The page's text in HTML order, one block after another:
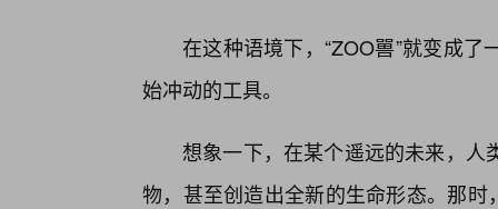
在这种语境下，“ZOO嘼”就变成
始冲动的工具。
想象一下，在某个遥远的未来，人
物，甚至创造出全新的生命形态。那时